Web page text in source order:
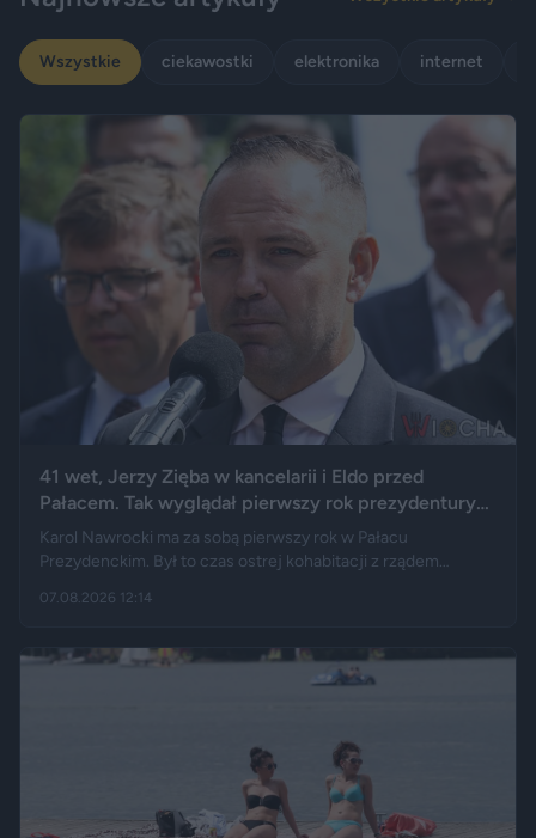
Wszystkie ciekawostki elektronika internet
41 wet, Jerzy Zięba w kancelarii i Eldo przed
Pałacem. Tak wyglądał pierwszy rok prezydentury
Karola Nawrockiego
Karol Nawrocki ma za sobą pierwszy rok w Pałacu
Prezydenckim. Był to czas ostrej kohabitacji z rządem
brakowało też wydarzeń z zupełnie innej kategorii: w
uświetnił występ rapera, Eldo. Pierwszy rok prezydentury
podsumowują m.in. Fakt, Demagog, „Gazeta Wyborcza” i „Do
07.08.2026 12:14